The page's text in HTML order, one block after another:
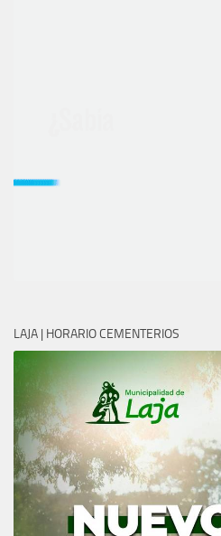
LAJA | HORARIO CEMENTERIOS